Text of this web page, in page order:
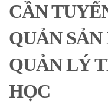
CẦN
QUẢN
QUẢN LÝ
HỌC